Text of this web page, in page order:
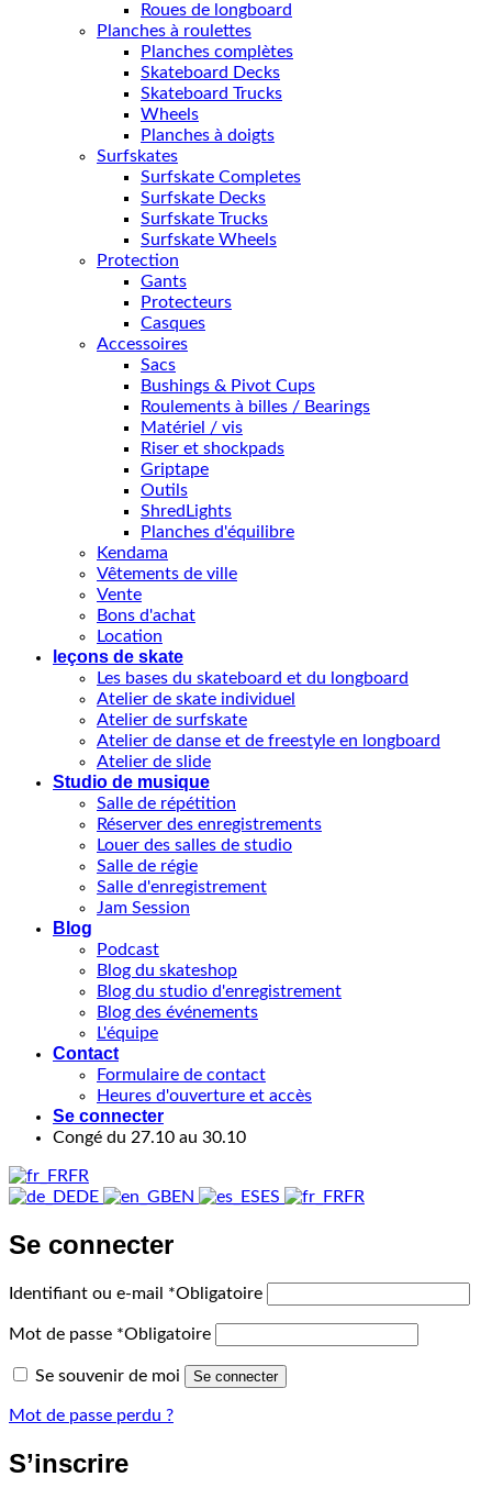
Roues de longboard
Planches à roulettes
Planches complètes
Skateboard Decks
Skateboard Trucks
Wheels
Planches à doigts
Surfskates
Surfskate Completes
Surfskate Decks
Surfskate Trucks
Surfskate Wheels
Protection
Gants
Protecteurs
Casques
Accessoires
Sacs
Bushings & Pivot Cups
Roulements à billes / Bearings
Matériel / vis
Riser et shockpads
Griptape
Outils
ShredLights
Planches d'équilibre
Kendama
Vêtements de ville
Vente
Bons d'achat
Location
leçons de skate
Les bases du skateboard et du longboard
Atelier de skate individuel
Atelier de surfskate
Atelier de danse et de freestyle en longboard
Atelier de slide
Studio de musique
Salle de répétition
Réserver des enregistrements
Louer des salles de studio
Salle de régie
Salle d'enregistrement
Jam Session
Blog
Podcast
Blog du skateshop
Blog du studio d'enregistrement
Blog des événements
L'équipe
Contact
Formulaire de contact
Heures d'ouverture et accès
Se connecter
Congé du 27.10 au 30.10
FR
DE
EN ES FR
Se connecter
Identifiant ou e-mail *Obligatoire
Mot de passe *Obligatoire
Se souvenir de moi Se connecter
Mot de passe perdu ?
S’inscrire